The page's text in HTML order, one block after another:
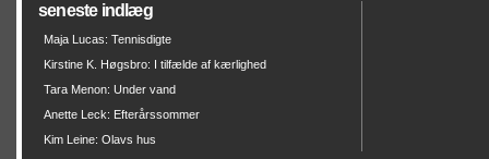
seneste indlæg
Maja Lucas: Tennisdigte
Kirstine K. Høgsbro: I tilfælde af kærlighed
Tara Menon: Under vand
Anette Leck: Efterårssommer
Kim Leine: Olavs hus